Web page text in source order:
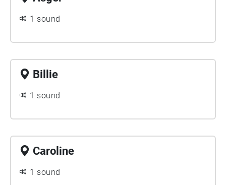
1 sound
Billie
1 sound
Caroline
1 sound